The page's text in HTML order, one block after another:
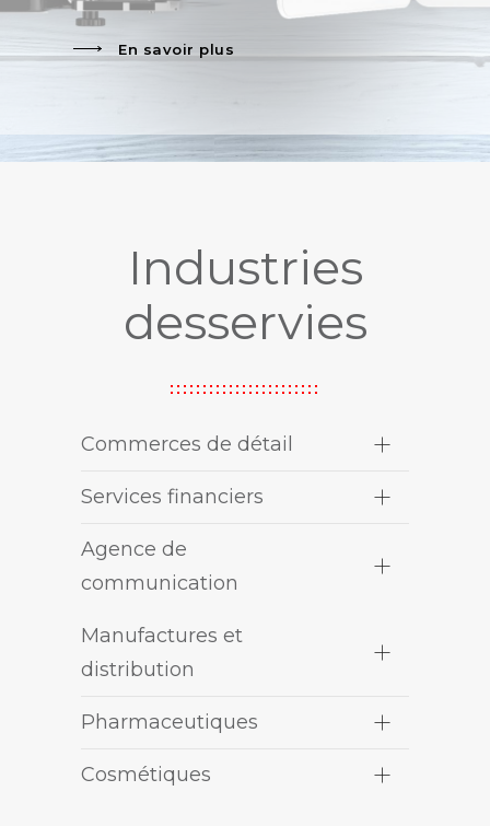
En savoir plus
Industries
desservies
Commerces de détail
Services financiers
Agence de
communication
Manufactures et
distribution
Pharmaceutiques
Cosmétiques